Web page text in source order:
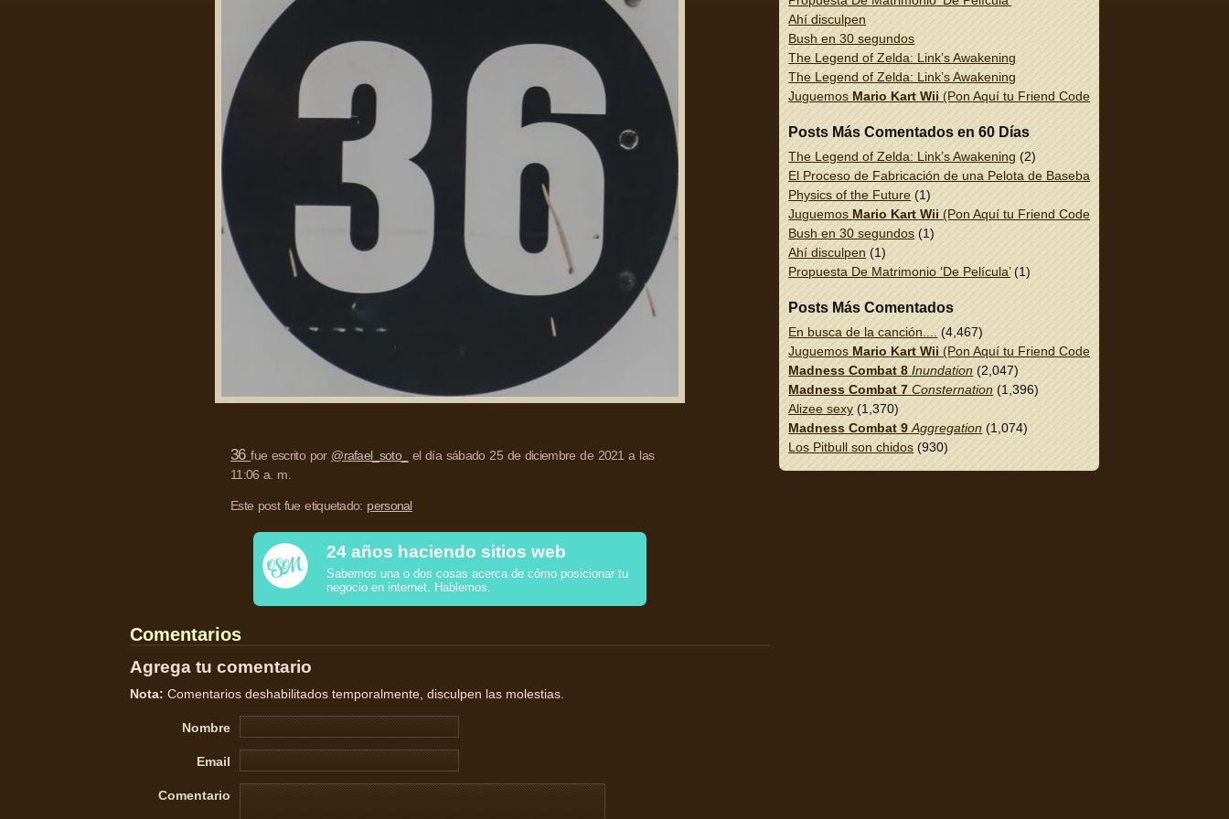
36fue escrito por @rafael_soto_
el día sábado 25 de diciembre de 2021 a las
11:06 a. m.
Este post fue etiquetado: personal
24 años haciendo sitios web
Sabemos una o dos cosas acerca de cómo posicionar tu
negocio en internet. Hablemos.
Comentarios
Agrega tu comentario
Nota: Comentarios deshabilitados temporalmente, disculpen las molestias.
Nombre
Email
Comentario
Ahí disculpen
Bush en 30 segundos
The Legend of Zelda: Link’s Awakening
The Legend of Zelda: Link’s Awakening
Juguemos Mario Kart Wii (Pon Aquí tu Friend Code!)
Posts Más Comentados en 60 Días
The Legend of Zelda: Link’s Awakening (2)
El Proceso de Fabricación de una Pelota de Baseball
Physics of the Future (1)
Juguemos Mario Kart Wii (Pon Aquí tu Friend Code!)
Bush en 30 segundos (1)
Ahí disculpen (1)
Propuesta De Matrimonio ‘De Película’(1)
Posts Más Comentados
En busca de la canción.... (4,467)
Juguemos Mario Kart Wii (Pon Aquí tu Friend Code!)
Madness Combat 8 Inundation (2,047)
Madness Combat 7 Consternation (1,396)
Alizee sexy (1,370)
Madness Combat 9 Aggregation (1,074)
Los Pitbull son chidos (930)